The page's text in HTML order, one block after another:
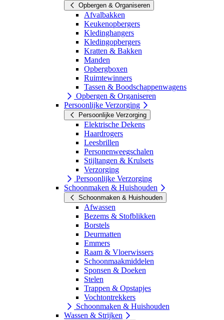
Opbergen & Organiseren
Afvalbakken
Keukenopbergers
Kledinghangers
Kledingopbergers
Kratten & Bakken
Manden
Opbergboxen
Ruimtewinners
Tassen & Boodschappenwagens
Opbergen & Organiseren
Persoonlijke Verzorging
Persoonlijke Verzorging
Elektrische Dekens
Haardrogers
Leesbrillen
Personenweegschalen
Stijltangen & Krulsets
Verzorging
Persoonlijke Verzorging
Schoonmaken & Huishouden
Schoonmaken & Huishouden
Afwassen
Bezems & Stofblikken
Borstels
Deurmatten
Emmers
Raam & Vloerwissers
Schoonmaakmiddelen
Sponsen & Doeken
Stelen
Trappen & Opstapjes
Vochtontrekkers
Schoonmaken & Huishouden
Wassen & Strijken